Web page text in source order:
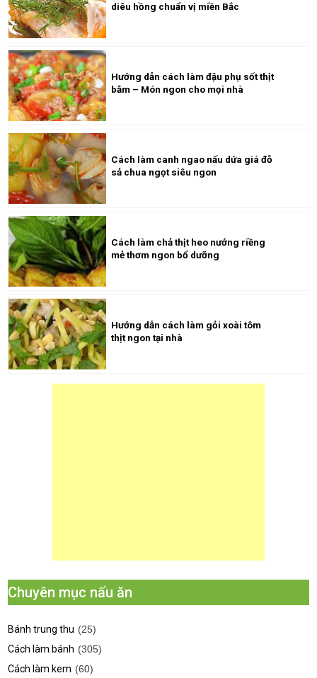
diêu hồng chuẩn vị miền Bắc
Hướng dẫn cách làm đậu phụ sốt thịt
bằm – Món ngon cho mọi nhà
Cách làm canh ngao nấu dứa giá đỗ
sả chua ngọt siêu ngon
Cách làm chả thịt heo nướng riềng
mẻ thơm ngon bổ dưỡng
Hướng dẫn cách làm gỏi xoài tôm
thịt ngon tại nhà
Chuyên mục nấu ăn
Bánh trung thu (25)
Cách làm bánh (305)
Cách làm kem (60)